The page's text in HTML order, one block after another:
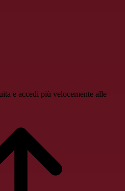
e accedi più velocemente alle